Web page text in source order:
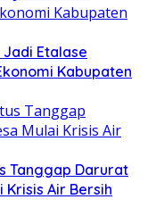
Jadi Etalase
Kabupaten
Tanggap Darurat
Krisis Air Bersih